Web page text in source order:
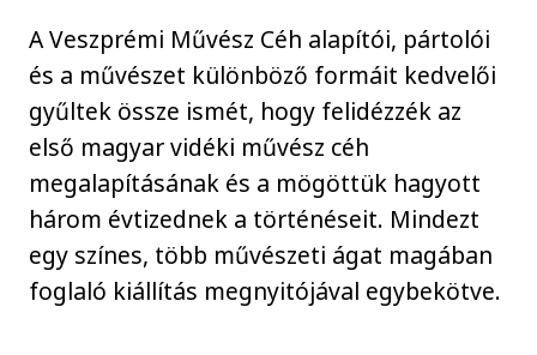
A Veszprémi Művész Céh alapítói, pártolói
és a művészet különböző formáit kedvelői
gyűltek össze ismét, hogy felidézzék az
első magyar vidéki művész céh
megalapításának és a mögöttük hagyott
három évtizednek a történéseit. Mindezt
egy színes, több művészeti ágat magában
foglaló kiállítás megnyitójával egybekötve.